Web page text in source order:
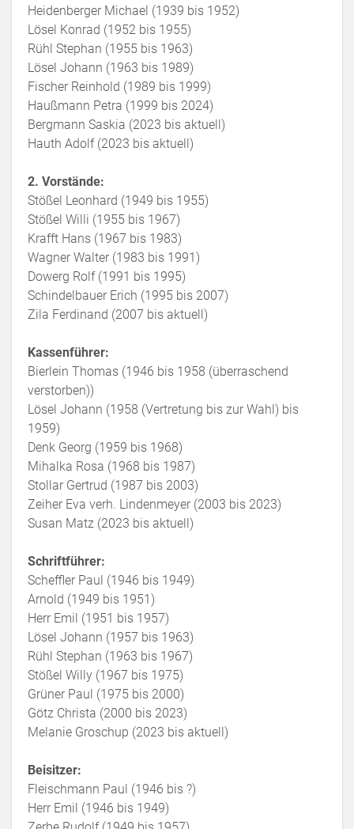
Heidenberger Michael (1939 bis 1952)
Lösel Konrad (1952 bis 1955)
Rühl Stephan (1955 bis 1963)
Lösel Johann (1963 bis 1989)
Fischer Reinhold (1989 bis 1999)
Haußmann Petra (1999 bis 2024)
Bergmann Saskia (2023 bis aktuell)
Hauth Adolf (2023 bis aktuell)
2. Vorstände:
Stößel Leonhard (1949 bis 1955)
Stößel Willi (1955 bis 1967)
Krafft Hans (1967 bis 1983)
Wagner Walter (1983 bis 1991)
Dowerg Rolf (1991 bis 1995)
Schindelbauer Erich (1995 bis 2007)
Zila Ferdinand (2007 bis aktuell)
Kassenführer:
Bierlein Thomas (1946 bis 1958 (überraschend
verstorben))
Lösel Johann (1958 (Vertretung bis zur Wahl) bis
1959)
Denk Georg (1959 bis 1968)
Mihalka Rosa (1968 bis 1987)
Stollar Gertrud (1987 bis 2003)
Zeiher Eva verh. Lindenmeyer (2003 bis 2023)
Susan Matz (2023 bis aktuell)
Schriftführer:
Scheffler Paul (1946 bis 1949)
Arnold (1949 bis 1951)
Herr Emil (1951 bis 1957)
Lösel Johann (1957 bis 1963)
Rühl Stephan (1963 bis 1967)
Stößel Willy (1967 bis 1975)
Grüner Paul (1975 bis 2000)
Götz Christa (2000 bis 2023)
Melanie Groschup (2023 bis aktuell)
Beisitzer:
Fleischmann Paul (1946 bis ?)
Herr Emil (1946 bis 1949)